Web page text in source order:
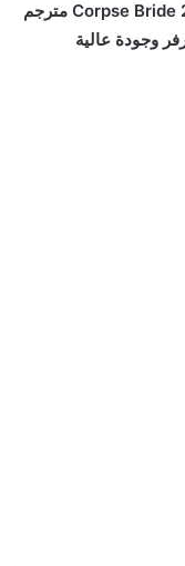
مشاهدة وتحميل فيلم جثة العروس – Corpse Bride 2005 مترجم
وجودة عالية